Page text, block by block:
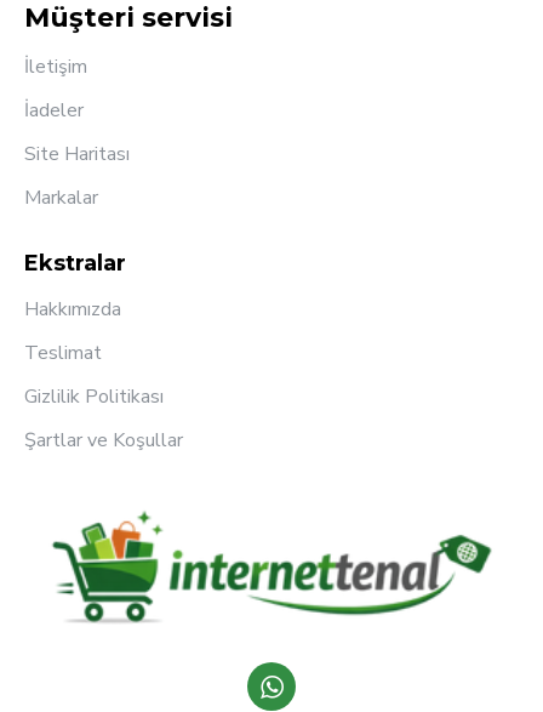
Müşteri servisi
İletişim
İadeler
Site Haritası
Markalar
Ekstralar
Hakkımızda
Teslimat
Gizlilik Politikası
Şartlar ve Koşullar